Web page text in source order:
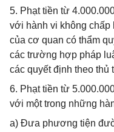
5. Phạt tiền từ
với hành vi không chấp
của cơ quan có thẩm
các trường hợp pháp
các quyết định theo thủ
6. Phạt tiền từ
với một trong những
a) Đưa phương tiện